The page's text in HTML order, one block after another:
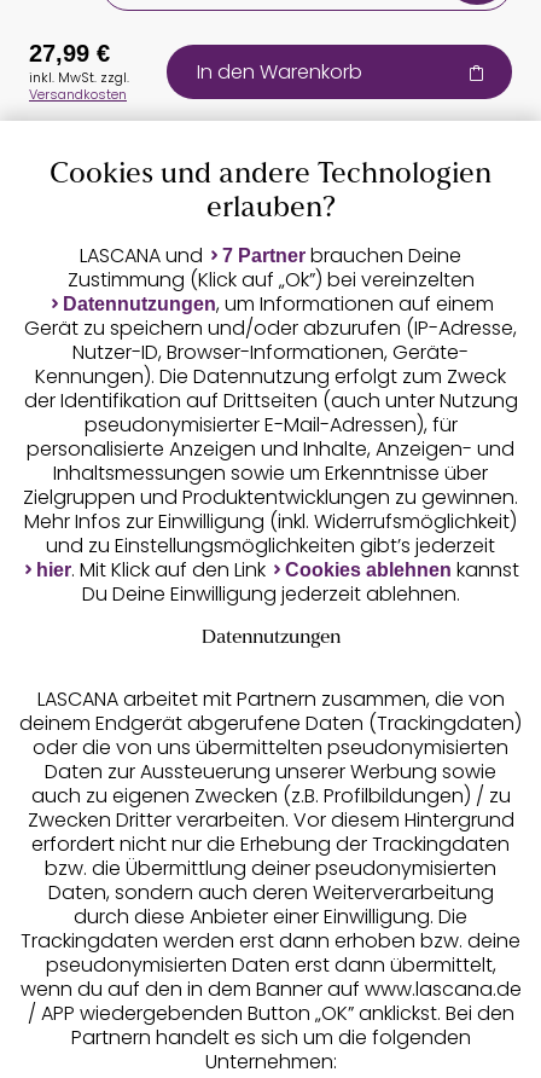
Auszeichnungen
Geprüfte Sicherheit
Unsere Apps
Services
Beratung
Über uns
Rechtliches
27,99 €
inkl. MwSt. zzgl.
Versandkosten
In den Warenkorb
Cookies und andere Technologien
erlauben?
LASCANA und 7 Partner brauchen Deine
Zustimmung (Klick auf „Ok”) bei vereinzelten
Datennutzungen, um Informationen auf einem
Gerät zu speichern und/oder abzurufen (IP-Adresse,
Nutzer-ID, Browser-Informationen, Geräte-
Kennungen). Die Datennutzung erfolgt zum Zweck
der Identifikation auf Drittseiten (auch unter Nutzung
pseudonymisierter E-Mail-Adressen), für
personalisierte Anzeigen und Inhalte, Anzeigen- und
Inhaltsmessungen sowie um Erkenntnisse über
Zielgruppen und Produktentwicklungen zu gewinnen.
Mehr Infos zur Einwilligung (inkl. Widerrufsmöglichkeit)
und zu Einstellungsmöglichkeiten gibt’s jederzeit
hier. Mit Klick auf den Link Cookies ablehnen kannst
Du Deine Einwilligung jederzeit ablehnen.
Datennutzungen
LASCANA arbeitet mit Partnern zusammen, die von
deinem Endgerät abgerufene Daten (Trackingdaten)
oder die von uns übermittelten pseudonymisierten
Daten zur Aussteuerung unserer Werbung sowie
auch zu eigenen Zwecken (z.B. Profilbildungen) / zu
Zwecken Dritter verarbeiten. Vor diesem Hintergrund
erfordert nicht nur die Erhebung der Trackingdaten
bzw. die Übermittlung deiner pseudonymisierten
Daten, sondern auch deren Weiterverarbeitung
durch diese Anbieter einer Einwilligung. Die
Trackingdaten werden erst dann erhoben bzw. deine
pseudonymisierten Daten erst dann übermittelt,
wenn du auf den in dem Banner auf www.lascana.de
/ APP wiedergebenden Button „OK” anklickst. Bei den
Partnern handelt es sich um die folgenden
Unternehmen: